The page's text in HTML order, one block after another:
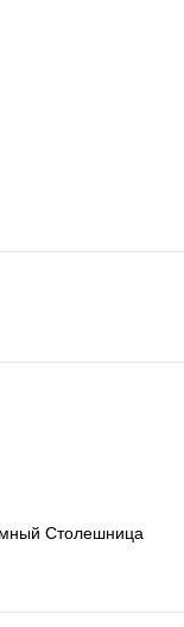
Столешница